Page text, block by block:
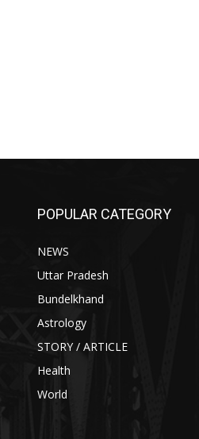
POPULAR CATEGORY
NEWS
Uttar Pradesh
Bundelkhand
Astrology
STORY / ARTICLE
Health
World